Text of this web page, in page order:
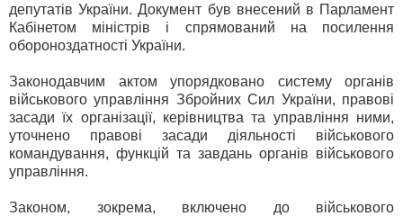
депутатів України. Документ був внесений в Парламент
Кабінетом міністрів і спрямований на посилення
обороноздатності України.
Законодавчим актом упорядковано систему органів
військового управління Збройних Сил України, правові
засади їх організації, керівництва та управління ними,
уточнено правові засади діяльності військового
командування, функцій та завдань органів військового
управління.
Законом, зокрема, включено до військового